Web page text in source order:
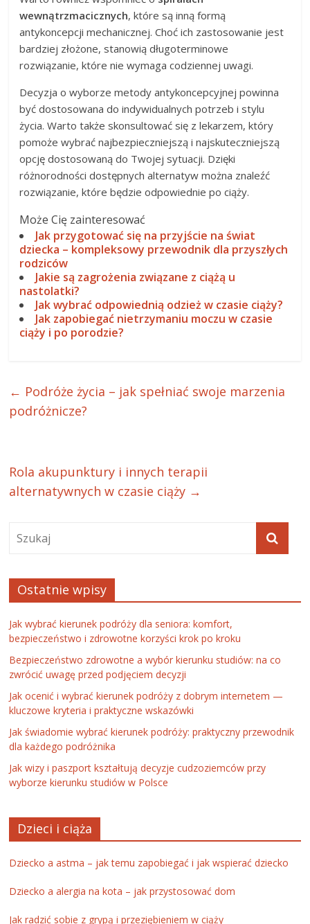
wewnątrzmacicznych, które są inną formą
antykoncepcji mechanicznej. Choć ich zastosowanie jest
bardziej złożone, stanowią długoterminowe
rozwiązanie, które nie wymaga codziennej uwagi.
Decyzja o wyborze metody antykoncepcyjnej powinna
być dostosowana do indywidualnych potrzeb i stylu
życia. Warto także skonsultować się z lekarzem, który
pomoże wybrać najbezpieczniejszą i najskuteczniejszą
opcję dostosowaną do Twojej sytuacji. Dzięki
różnorodności dostępnych alternatyw można znaleźć
rozwiązanie, które będzie odpowiednie po ciąży.
Może Cię zainteresować
Jak przygotować się na przyjście na świat
dziecka – kompleksowy przewodnik dla przyszłych
rodziców
Jakie są zagrożenia związane z ciążą u
nastolatki?
Jak wybrać odpowiednią odzież w czasie ciąży?
Jak zapobiegać nietrzymaniu moczu w czasie
ciąży i po porodzie?
← Podróże życia – jak spełniać swoje marzenia
podróżnicze?
Rola akupunktury i innych terapii
alternatywnych w czasie ciąży →
Ostatnie wpisy
Jak wybrać kierunek podróży dla seniora: komfort,
bezpieczeństwo i zdrowotne korzyści krok po kroku
Bezpieczeństwo zdrowotne a wybór kierunku studiów: na co
zwrócić uwagę przed podjęciem decyzji
Jak ocenić i wybrać kierunek podróży z dobrym internetem —
kluczowe kryteria i praktyczne wskazówki
Jak świadomie wybrać kierunek podróży: praktyczny przewodnik
dla każdego podróżnika
Jak wizy i paszport kształtują decyzje cudzoziemców przy
wyborze kierunku studiów w Polsce
Dzieci i ciąża
Dziecko a astma – jak temu zapobiegać i jak wspierać dziecko
Dziecko a alergia na kota – jak przystosować dom
Jak radzić sobie z grypą i przeziębieniem w ciąży